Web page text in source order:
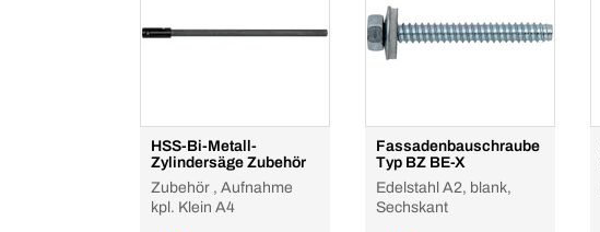
HSS-Bi-Metall-
Zylindersäge Zubehör
Zubehör , Aufnahme
kpl. Klein A4
Fassadenbauschraube
Typ BZ BE-X
Edelstahl A2, blank,
Sechskant